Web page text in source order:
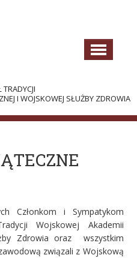
I WOJSKOWEJ SŁUŻBY ZDROWIA
Członkom i Sympatykom
Wojskowej Akademii
Zdrowia oraz wszystkim
związali z Wojskową